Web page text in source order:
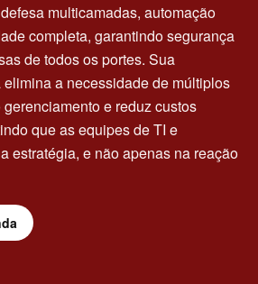
multicamadas, automação
completa, garantindo segurança
de todos os portes. Sua
a necessidade de múltiplos
e reduz custos
que as equipes de TI e
estratégia, e não apenas na reação